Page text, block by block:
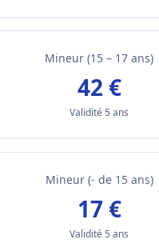
Mineur (15 – 17 ans)
42 €
Validité 5 ans
Mineur (- de 15 ans)
17 €
Validité 5 ans